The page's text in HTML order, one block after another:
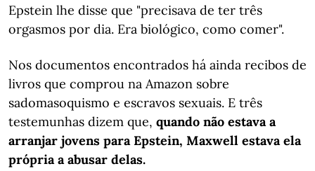
Epstein lhe disse que "precisava de ter três
orgasmos por dia. Era biológico, como comer".
Nos documentos encontrados há ainda recibos de
livros que comprou na Amazon sobre
sadomasoquismo e escravos sexuais. E três
testemunhas dizem que, quando não estava a
arranjar jovens para Epstein, Maxwell estava ela
própria a abusar delas.